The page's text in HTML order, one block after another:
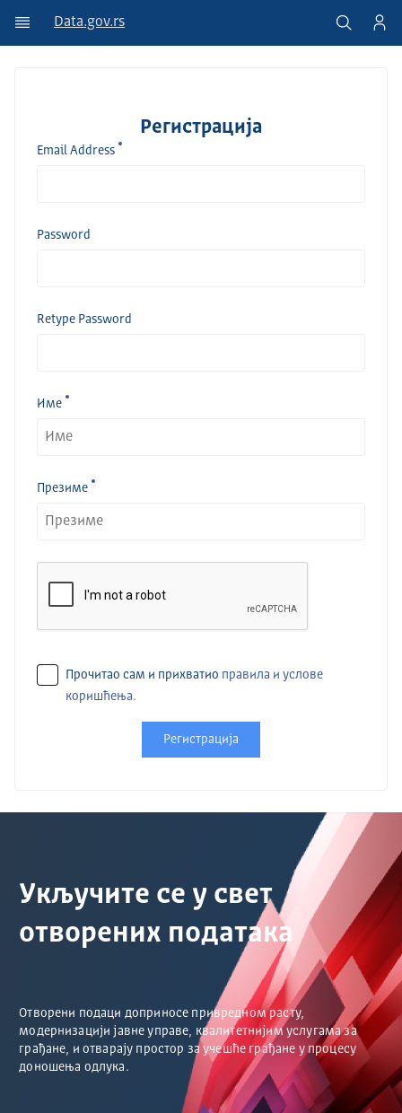
Data.gov.rs
Регистрација
Email Address
Password
Retype Password
Име
Презиме
Прочитао сам и прихватио правила и услове
коришћења.
Регистрација
Укључите се у свет
отворених података
Отворени подаци доприносе привредном расту,
модернизацији јавне управе, квалитетнијим услугама за
грађане, и отварају простор за учешће грађане у процесу
доношења одлука.